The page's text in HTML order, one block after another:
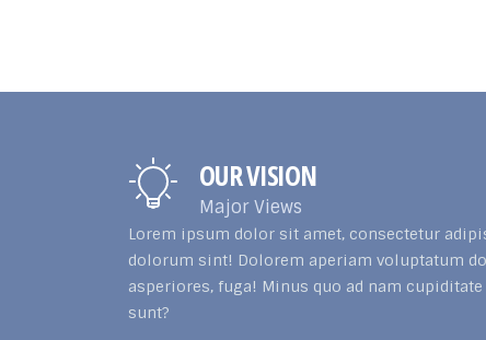
OUR VISION
Major Views
Lorem ipsum dolor sit amet, consectetur
dolorum sint! Dolorem aperiam voluptatum
asperiores, fuga! Minus quo ad nam
sunt?